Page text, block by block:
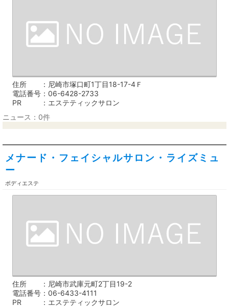
住所
尼崎市塚口町1丁目18-17-4Ｆ
電話番号
06-6428-2733
PR
エステティックサロン
ニュース：0件
メナード・フェイシャルサロン・ライズミュ
ー
ボディエステ
住所
尼崎市武庫元町2丁目19-2
電話番号
06-6433-4111
PR
エステティックサロン